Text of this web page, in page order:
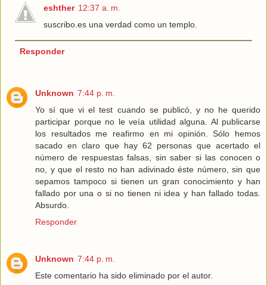
eshther 12:37 a. m.
suscribo.es una verdad como un templo.
Responder
Unknown 7:44 p. m.
Yo sí que vi el test cuando se publicó, y no he querido
participar porque no le veía utilidad alguna. Al publicarse
los resultados me reafirmo en mi opinión. Sólo hemos
sacado en claro que hay 62 personas que acertado el
número de respuestas falsas, sin saber si las conocen o
no, y que el resto no han adivinado éste número, sin que
sepamos tampoco si tienen un gran conocimiento y han
fallado por una o si no tienen ni idea y han fallado todas.
Absurdo.
Responder
Unknown 7:44 p. m.
Este comentario ha sido eliminado por el autor.